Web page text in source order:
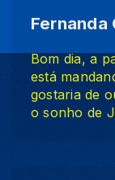
Fernanda
Bom dia, a
está
gostaria de
o sonho de